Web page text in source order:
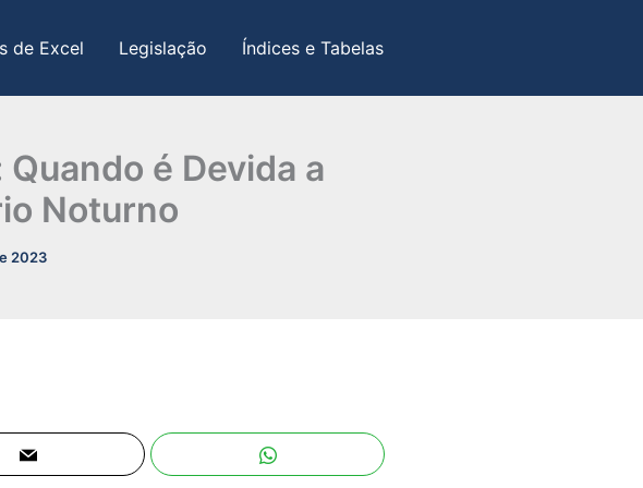
de Excel Legislação Índices e Tabelas
é Devida a
Noturno
2023